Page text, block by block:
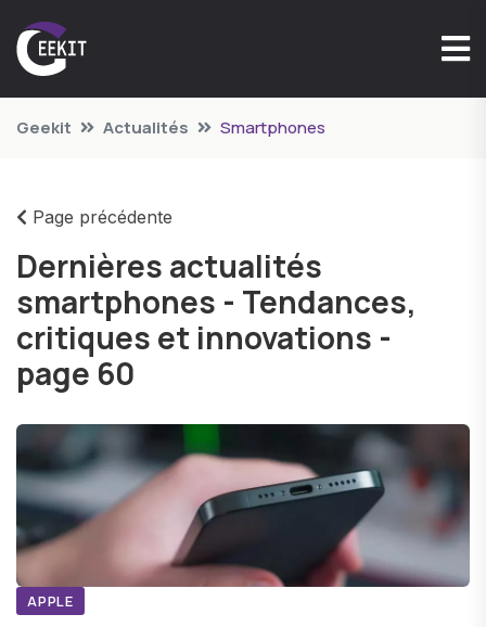
Geekit Actualités Smartphones
Page précédente
Dernières actualités
smartphones - Tendances,
critiques et innovations -
page 60
APPLE